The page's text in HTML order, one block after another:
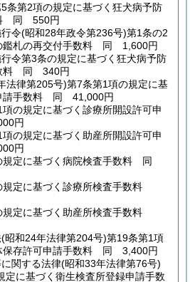
条第2項の規定に基づく狂犬病予防
同 550円
令(昭和28年政令第236号)第1条の2
鑑札の再交付手数料 同 1,600円
令第3条の規定に基づく狂犬病予防
料 同 340円
法律第205号)第7条第1項の規定に基
請手数料 同 41,000円
の規定に基づく診療所開設許可申
円
の規定に基づく助産所開設許可申
円
規定に基づく病院検査手数料 同
規定に基づく診療所検査手数料
規定に基づく助産所検査手数料
(昭和24年法律第204号)第19条第1項
保存許可申請手数料 同 3,400円
関する法律(昭和33年法律第76号)
定に基づく衛生検査所登録申請手数